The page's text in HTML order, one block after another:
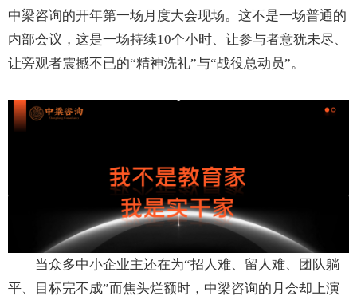
中梁咨询的开年第一场月度大会现场。这不是一场普通的
内部会议，这是一场持续10个小时、让参与者意犹未尽、
让旁观者震撼不已的“精神洗礼”与“战役总动员”。
当众多中小企业主还在为“招人难、留人难、团队躺
平、目标完不成”而焦头烂额时，中梁咨询的月会却上演